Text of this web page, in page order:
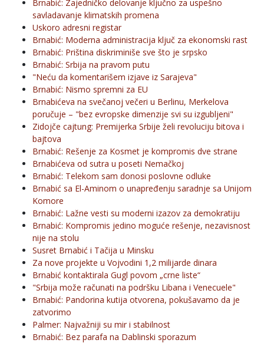
Brnabić: Zajedničko delovanje ključno za uspešno
savladavanje klimatskih promena
Uskoro adresni registar
Brnabić: Moderna administracija ključ za ekonomski rast
Brnabić: Priština diskriminiše sve što je srpsko
Brnabić: Srbija na pravom putu
"Neću da komentarišem izjave iz Sarajeva"
Brnabić: Nismo spremni za EU
Brnabićeva na svečanoj večeri u Berlinu, Merkelova
poručuje – "bez evropske dimenzije svi su izgubljeni"
Zidojče cajtung: Premijerka Srbije želi revoluciju bitova i
bajtova
Brnabić: Rešenje za Kosmet je kompromis dve strane
Brnabićeva od sutra u poseti Nemačkoj
Brnabić: Telekom sam donosi poslovne odluke
Brnabić sa El-Aminom o unapređenju saradnje sa Unijom
Komore
Brnabić: Lažne vesti su moderni izazov za demokratiju
Brnabić: Kompromis jedino moguće rešenje, nezavisnost
nije na stolu
Susret Brnabić i Tačija u Minsku
Za nove projekte u Vojvodini 1,2 milijarde dinara
Brnabić kontaktirala Gugl povom „crne liste“
"Srbija može računati na podršku Libana i Venecuele"
Brnabić: Pandorina kutija otvorena, pokušavamo da je
zatvorimo
Palmer: Najvažniji su mir i stabilnost
Brnabić: Bez parafa na Dablinski sporazum